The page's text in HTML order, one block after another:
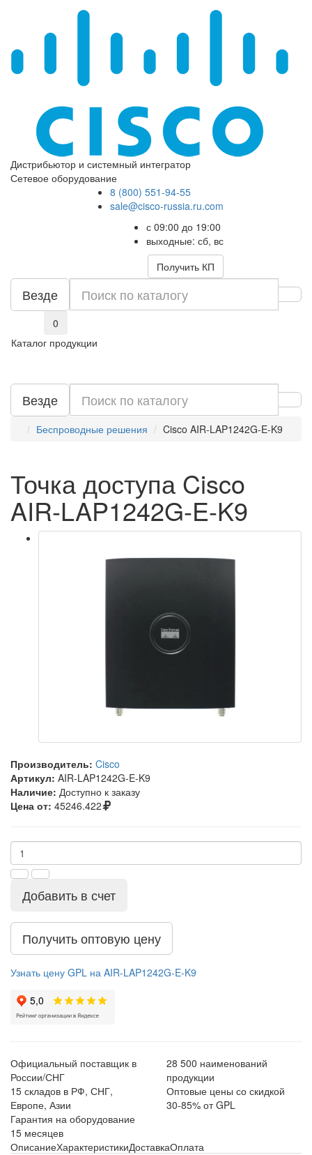
Дистрибьютор и системный интегратор
Сетевое оборудование
8 (800) 551-94-55
sale@cisco-russia.ru.com
с 09:00 до 19:00
выходные: сб, вс
Получить КП
Везде
0
Каталог продукции
Везде
Беспроводные решения Cisco AIR-LAP1242G-E-K9
Точка доступа Cisco
AIR-LAP1242G-E-K9
Производитель: Cisco
Артикул: AIR-LAP1242G-E-K9
Наличие: Доступно к заказу
Цена от: 45246.422
Добавить в счет
Получить оптовую цену
Узнать цену GPL на AIR-LAP1242G-E-K9
Официальный поставщик в
России/СНГ
28 500 наименований
продукции
15 складов в РФ, СНГ,
Европе, Азии
Оптовые цены со скидкой
30-85% от GPL
Гарантия на оборудование
15 месяцев
ОписаниеХарактеристикиДоставкаОплата